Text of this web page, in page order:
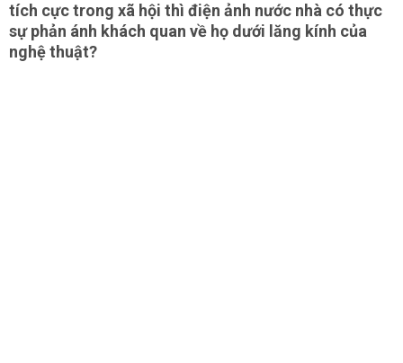
tích cực trong xã hội thì điện ảnh nước nhà có thực
sự phản ánh khách quan về họ dưới lăng kính của
nghệ thuật?